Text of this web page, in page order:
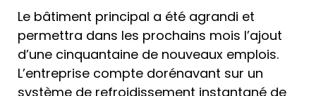
Le bâtiment principal a été agrandi et
permettra dans les prochains mois l’ajout
d’une cinquantaine de nouveaux emplois.
L’entreprise compte dorénavant sur un
système de refroidissement instantané de